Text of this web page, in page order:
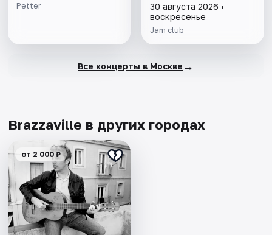
Petter
30 августа 2026 •
воскресенье
Jam club
Все концерты в Москве →
Brazzaville в других городах
от 2 000 ₽